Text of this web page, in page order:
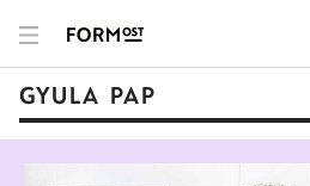
GYULA PAP